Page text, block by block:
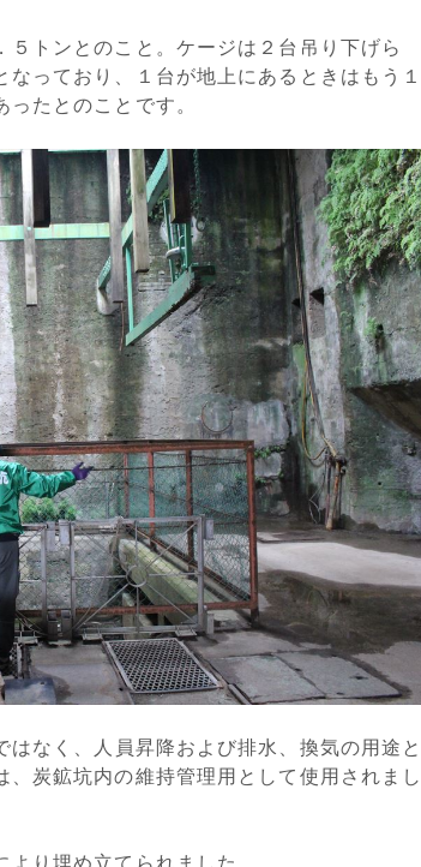
トンとのこと。ケージは２台吊り下げら
っており、１台が地上にあるときはもう１
たとのことです。
はなく、人員昇降および排水、換気の用途と
炭鉱坑内の維持管理用として使用されまし